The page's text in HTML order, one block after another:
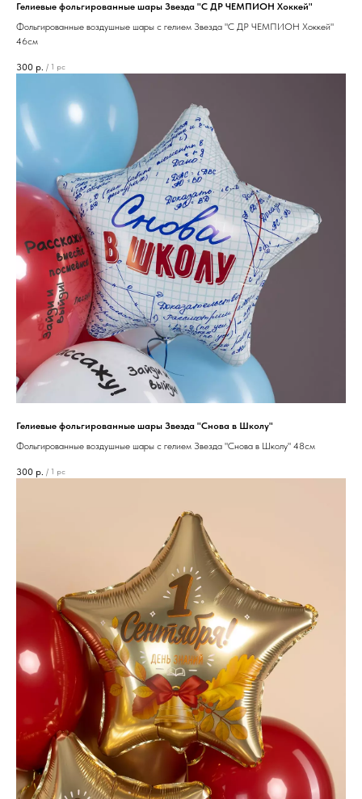
Гелиевые фольгированные шары Звезда "С ДР ЧЕМПИОН Хоккей"
Фольгированные воздушные шары с гелием Звезда "С ДР ЧЕМПИОН Хоккей"
46см
300 р. / 1 pc
Гелиевые фольгированные шары Звезда "Снова в Школу"
Фольгированные воздушные шары с гелием Звезда "Снова в Школу" 48см
300 р. / 1 pc